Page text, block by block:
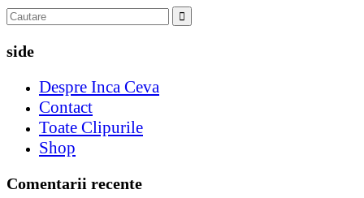
side
Despre Inca Ceva
Contact
Toate Clipurile
Shop
Comentarii recente